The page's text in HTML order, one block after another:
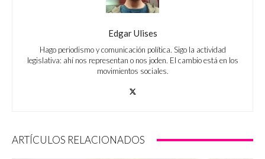
Edgar Ulises
Hago periodismo y comunicación política. Sigo la actividad
legislativa: ahí nos representan o nos joden. El cambio está en los
movimientos sociales.
ARTÍCULOS RELACIONADOS